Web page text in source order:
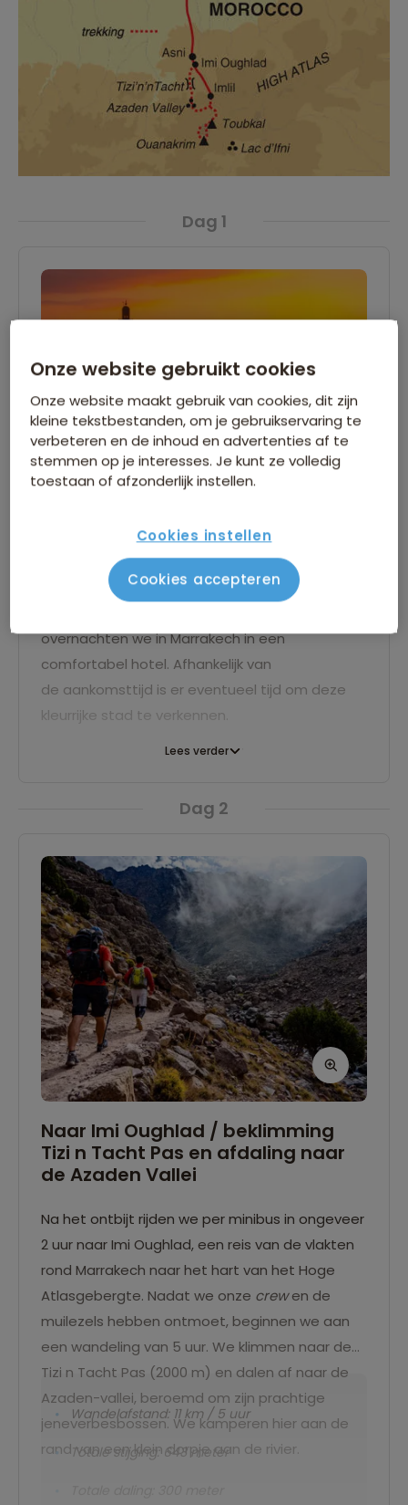
Dag 1
Vlucht Amsterdam - Marrakech
Voor gegevens over de vlucht verwijzen wij naar
overnachten we in Marrakech in een
comfortabel hotel. Afhankelijk van
de aankomsttijd is er eventueel tijd om deze
kleurrijke stad te verkennen.
Lees verder
Dag 2
Naar Imi Oughlad / beklimming
Tizi n Tacht Pas en afdaling naar
de Azaden Vallei
Na het ontbijt rijden we per minibus in ongeveer
2 uur naar Imi Oughlad, een reis van de vlakten
rond Marrakech naar het hart van het Hoge
Atlasgebergte. Nadat we onze crewen de
muilezels hebben ontmoet, beginnen we aan
een wandeling van 5 uur. We klimmen naar de
Tizi n Tacht Pas (2000 m) en dalen af naar de
Azaden-vallei, beroemd om zijn prachtige
jeneverbesbossen. We kamperen hier aan de
rand van een klein dorpje aan de rivier.
Wandelafstand: 11 km / 5 uur
Totale stijging: 643 meter
Onze website gebruikt cookies
Onze website maakt gebruik van cookies, dit zijn
kleine tekstbestanden, om je gebruikservaring te
verbeteren en de inhoud en advertenties af te
stemmen op je interesses. Je kunt ze volledig
toestaan of afzonderlijk instellen.
Cookies instellen
Cookies accepteren